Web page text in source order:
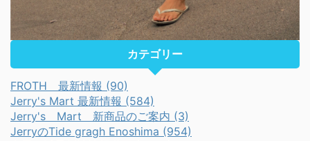
カテゴリー
FROTH 最新情報 (90)
Jerry's Mart 最新情報 (584)
Jerry's Mart 新商品のご案内 (3)
JerryのTide gragh Enoshima (954)